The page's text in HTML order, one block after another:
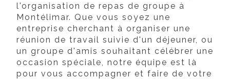
l'organisation de repas de groupe à
Montélimar. Que vous soyez une
entreprise cherchant à organiser une
réunion de travail suivie d'un déjeuner, ou
un groupe d'amis souhaitant célébrer une
occasion spéciale, notre équipe est là
pour vous accompagner et faire de votre